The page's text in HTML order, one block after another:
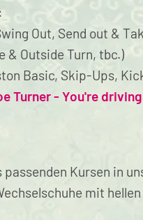
Out, Send out &
& Outside Turn, tbc.)
Basic, Skip-Ups,
Turner - You're
passenden Kursen in
mit